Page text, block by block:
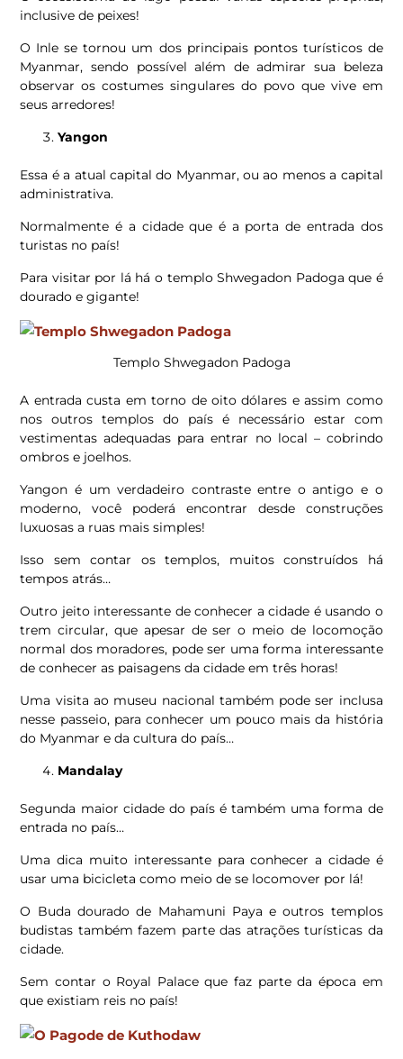
inclusive de peixes!
O Inle se tornou um dos principais pontos turísticos de
Myanmar, sendo possível além de admirar sua beleza
observar os costumes singulares do povo que vive em
seus arredores!
Yangon
Essa é a atual capital do Myanmar, ou ao menos a capital
administrativa.
Normalmente é a cidade que é a porta de entrada dos
turistas no país!
Para visitar por lá há o templo Shwegadon Padoga que é
dourado e gigante!
Templo Shwegadon Padoga
A entrada custa em torno de oito dólares e assim como
nos outros templos do país é necessário estar com
vestimentas adequadas para entrar no local – cobrindo
ombros e joelhos.
Yangon é um verdadeiro contraste entre o antigo e o
moderno, você poderá encontrar desde construções
luxuosas a ruas mais simples!
Isso sem contar os templos, muitos construídos há
tempos atrás…
Outro jeito interessante de conhecer a cidade é usando o
trem circular, que apesar de ser o meio de locomoção
normal dos moradores, pode ser uma forma interessante
de conhecer as paisagens da cidade em três horas!
Uma visita ao museu nacional também pode ser inclusa
nesse passeio, para conhecer um pouco mais da história
do Myanmar e da cultura do país…
Mandalay
Segunda maior cidade do país é também uma forma de
entrada no país…
Uma dica muito interessante para conhecer a cidade é
usar uma bicicleta como meio de se locomover por lá!
O Buda dourado de Mahamuni Paya e outros templos
budistas também fazem parte das atrações turísticas da
cidade.
Sem contar o Royal Palace que faz parte da época em
que existiam reis no país!